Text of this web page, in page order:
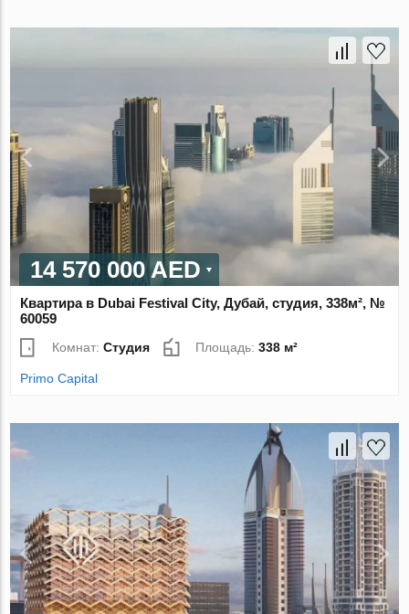
14 570 000 AED
Квартира в Dubai Festival City, Дубай, студия, 338м², №
60059
Комнат:Студия Площадь:338 м²
Primo Capital